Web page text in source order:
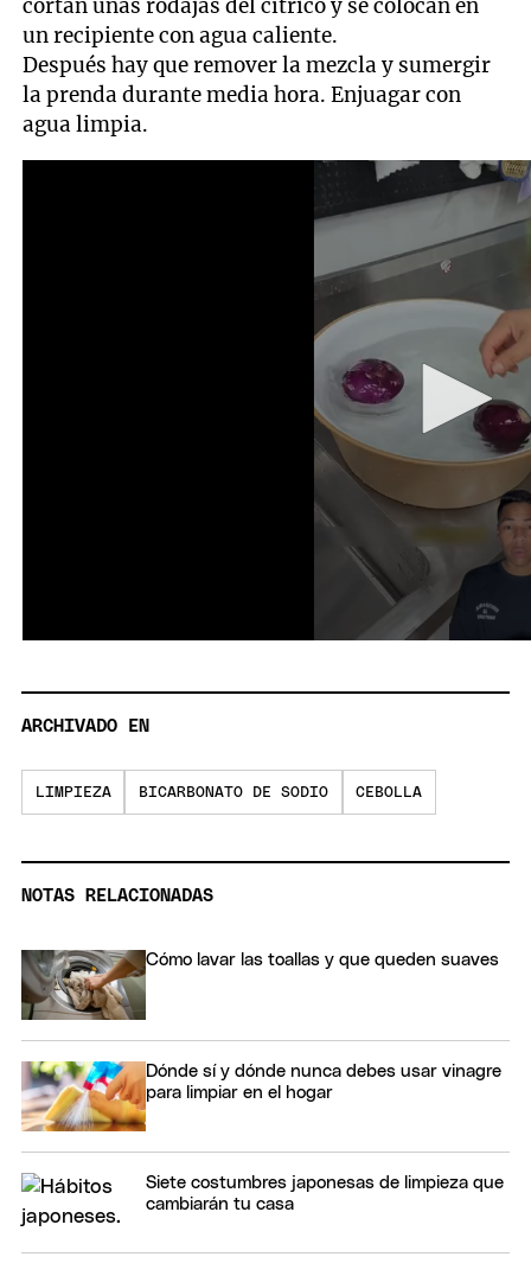
cortan unas rodajas del cítrico y se colocan en
un recipiente con agua caliente.
Después hay que remover la mezcla y sumergir
la prenda durante media hora. Enjuagar con
agua limpia.
ARCHIVADO EN
LIMPIEZA BICARBONATO DE SODIO CEBOLLA
NOTAS RELACIONADAS
Cómo lavar las toallas y que queden suaves
Dónde sí y dónde nunca debes usar vinagre
para limpiar en el hogar
Siete costumbres japonesas de limpieza que
cambiarán tu casa